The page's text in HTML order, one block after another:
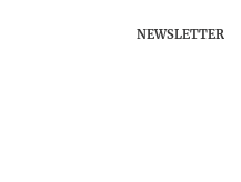
NEWSLETTER